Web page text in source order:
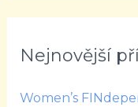
Nejnovější
Women’s